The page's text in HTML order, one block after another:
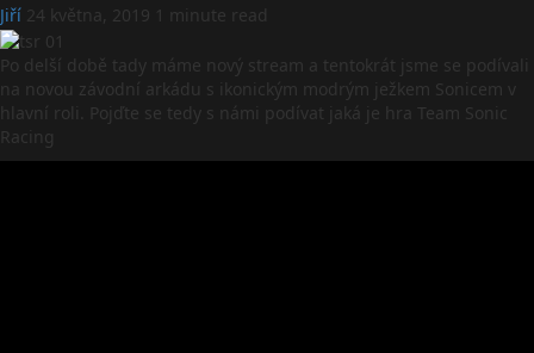
Jiří 24 května, 2019 1 minute read
Po delší době tady máme nový stream a tentokrát jsme se podívali
na novou závodní arkádu s ikonickým modrým ježkem Sonicem v
hlavní roli. Pojďte se tedy s námi podívat jaká je hra Team Sonic
Racing